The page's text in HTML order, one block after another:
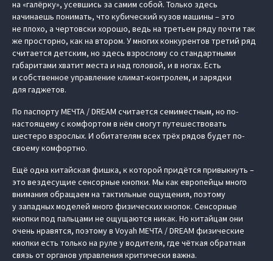
на «галёрку», усевшись за самим собой. Только здесь
начинаешь понимать, что кубический кузов машины – это
не плохо, а чертовски хорошо, ведь на третьем ряду почти так
же просторно, как на втором. У многих конкурентов третий ряд
считается детским, но здесь взрослому со стандартными
габаритами хватит места и над головой, и в ногах. Есть
и собственное управление климат-контролем, и зарядки
для гаджетов.
По паспорту МЕЧТА / DREAM считается семиместным, но по-
настоящему с комфортом в нём смогут путешествовать
шестеро взрослых. И обитателям всех трёх рядов будет по-
своему комфортно.
Ещё одна китайская фишка, к которой придётся привыкнуть –
это вездесущие сенсорные кнопки. Мы как европейцы много
внимания обращаем на тактильные ощущения, поэтому
у западных моделей много физических кнопок. Сенсорные
кнопки под пальцами не ощущаются никак. Но китайцам они
очень нравятся, поэтому в Voyah МЕЧТА / DREAM физические
кнопки есть только на руле у водителя, где чёткая обратная
связь от органов управления критически важна.